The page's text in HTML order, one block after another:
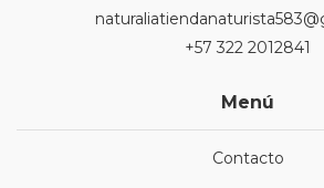
+57 322 2012841
Menú
Contacto